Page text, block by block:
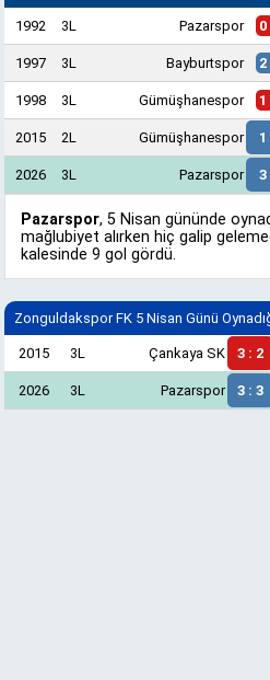
1992 3L Pazarspor 0
1997 3L Bayburtspor 2
1998 3L Gümüşhanespor 1
2015 2L Gümüşhanespor 1
2026 3L Pazarspor 3
Pazarspor, 5 Nisan gününde
mağlubiyet alırken hiç galip
kalesinde 9 gol gördü.
Zonguldakspor FK 5 Nisan Günü
2015 3L Çankaya SK 3 : 2
2026 3L Pazarspor 3 : 3